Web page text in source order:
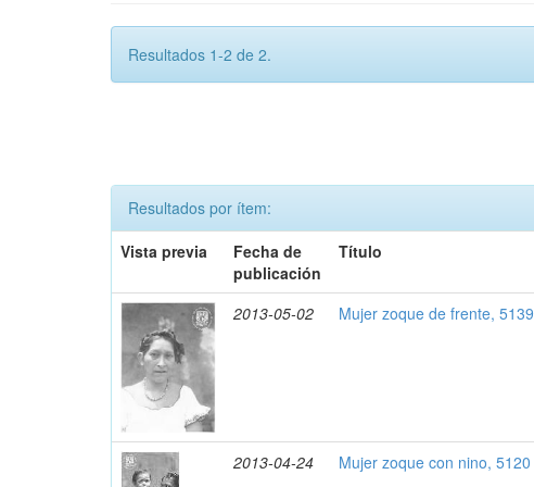
Resultados 1-2 de 2.
Resultados por ítem:
Vista previa
Fecha de
publicación
Título
2013-05-02 Mujer zoque de frente, 5139
2013-04-24 Mujer zoque con nino, 5120